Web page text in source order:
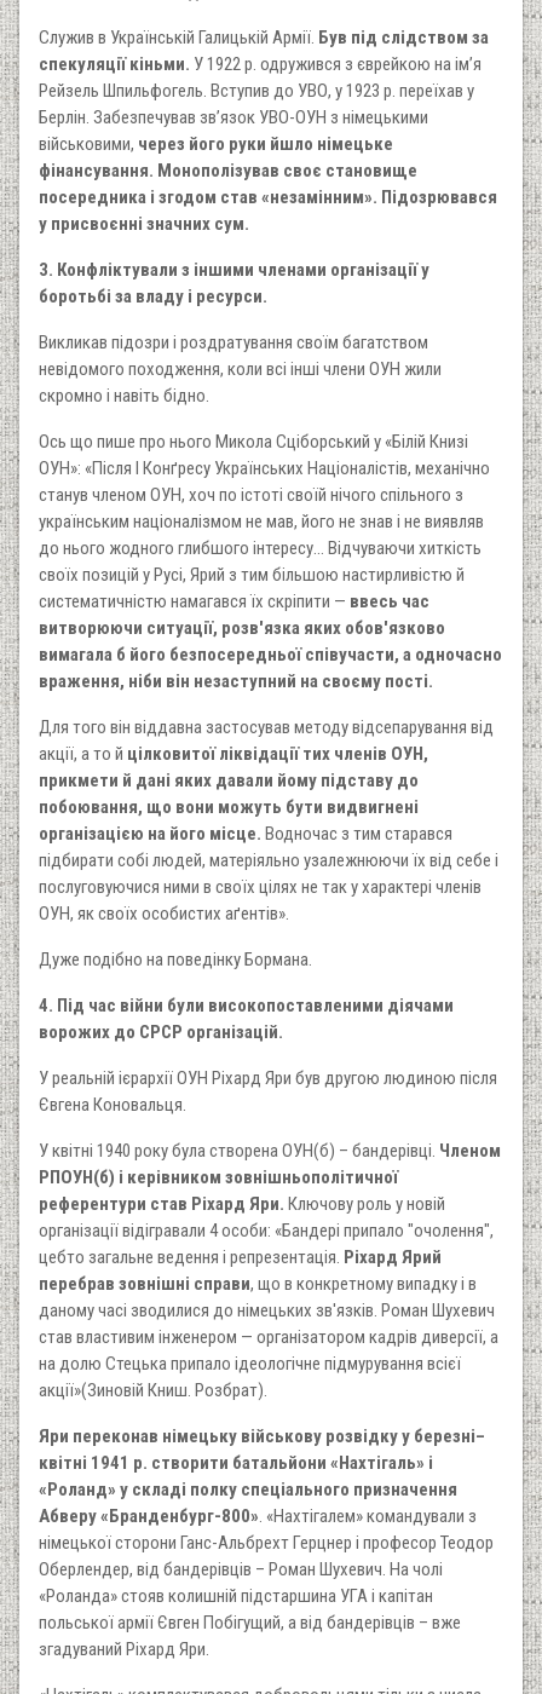
Служив в Українській Галицькій Армії. Був під слідством за
спекуляції кіньми. У 1922 р. одружився з єврейкою на ім’я
Рейзель Шпильфогель. Вступив до УВО, у 1923 р. переїхав у
Берлін. Забезпечував зв’язок УВО-ОУН з німецькими
військовими, через його руки йшло німецьке
фінансування. Монополізував своє становище
посередника і згодом став «незамінним». Підозрювався
у присвоєнні значних сум.
3. Конфліктували з іншими членами організації у
боротьбі за владу і ресурси.
Викликав підозри і роздратування своїм багатством
невідомого походження, коли всі інші члени ОУН жили
скромно і навіть бідно.
Ось що пише про нього Микола Сціборський у «Білій Книзі
ОУН»: «Після І Конґресу Українських Націоналістів, механічно
станув членом ОУН, хоч по істоті своїй нічого спільного з
українським націоналізмом не мав, його не знав і не виявляв
до нього жодного глибшого інтересу... Відчуваючи хиткість
своїх позицій у Русі, Ярий з тим більшою настирливістю й
систематичністю намагався їх скріпити — ввесь час
витворюючи ситуації, розв'язка яких обов'язково
вимагала б його безпосередньої співучасти, а одночасно
враження, ніби він незаступний на своєму пості.
Для того він віддавна застосував методу відсепарування від
акції, а то й цілковитої ліквідації тих членів ОУН,
прикмети й дані яких давали йому підставу до
побоювання, що вони можуть бути видвигнені
організацією на його місце. Водночас з тим старався
підбирати собі людей, матеріяльно узалежнюючи їх від себе і
послуговуючися ними в своїх цілях не так у характері членів
ОУН, як своїх особистих аґентів».
Дуже подібно на поведінку Бормана.
4. Під час війни були високопоставленими діячами
ворожих до СРСР організацій.
У реальній ієрархії ОУН Ріхард Яри був другою людиною після
Євгена Коновальця.
У квітні 1940 року була створена ОУН(б) – бандерівці. Членом
РПОУН(б) і керівником зовнішньополітичної
референтури став Ріхард Яри. Ключову роль у новій
організації відігравали 4 особи: «Бандері припало "очолення",
цебто загальне ведення і репрезентація. Ріхард Ярий
перебрав зовнішні справи, що в конкретному випадку і в
даному часі зводилися до німецьких зв'язків. Роман Шухевич
став властивим інженером — організатором кадрів диверсії, а
на долю Стецька припало ідеологічне підмурування всієї
акції»(Зиновій Книш. Розбрат).
Яри переконав німецьку військову розвідку у березні–
квітні 1941 р. створити батальйони «Нахтігаль» і
«Роланд» у складі полку спеціального призначення
Абверу «Бранденбург-800». «Нахтігалем» командували з
німецької сторони Ганс-Альбрехт Герцнер і професор Теодор
Оберлендер, від бандерівців – Роман Шухевич. На чолі
«Роланда» стояв колишній підстаршина УГА і капітан
польської армії Євген Побігущий, а від бандерівців – вже
згадуваний Ріхард Яри.